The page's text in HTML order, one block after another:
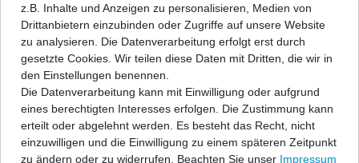
Beschreibung
Technische Daten
Angaben Produktsicherheit
z.B. Inhalte und Anzeigen zu personalisieren, Medien von
Drittanbietern einzubinden oder Zugriffe auf unsere Website
zu analysieren. Die Datenverarbeitung erfolgt erst durch
gesetzte Cookies. Wir teilen diese Daten mit Dritten, die wir in
den Einstellungen benennen.
Die Datenverarbeitung kann mit Einwilligung oder aufgrund
eines berechtigten Interesses erfolgen. Die Zustimmung kann
erteilt oder abgelehnt werden. Es besteht das Recht, nicht
einzuwilligen und die Einwilligung zu einem späteren Zeitpunkt
zu ändern oder zu widerrufen. Beachten Sie unser Impressum